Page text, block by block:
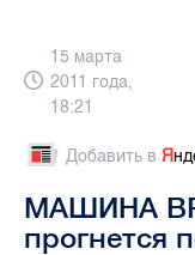
15 марта
2011 года,
18:21
Добавить в Я
МАШИНА
прогнется